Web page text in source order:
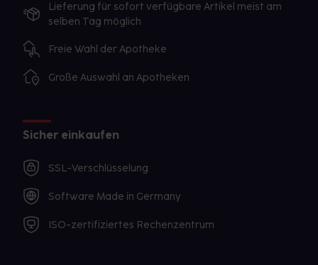
Lieferung für sofort verfügbare Artikel meist am
selben Tag möglich
Freie Wahl der Apotheke
Große Auswahl an Apotheken
Sicher einkaufen
SSL-Verschlüsselung
Software Made in Germany
ISO-zertifiziertes Rechenzentrum